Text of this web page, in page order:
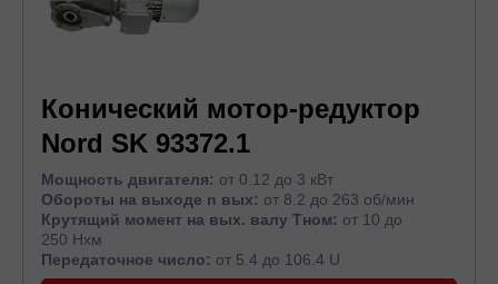
Конический мотор-редуктор
Nord SK 93372.1
Мощность двигателя: от 0.12 до 3 кВт
Обороты на выходе n вых: от 8.2 до 263 об/мин
Крутящий момент на вых. валу Тном: от 10 до
250 Нхм
Передаточное число: от 5.4 до 106.4 U